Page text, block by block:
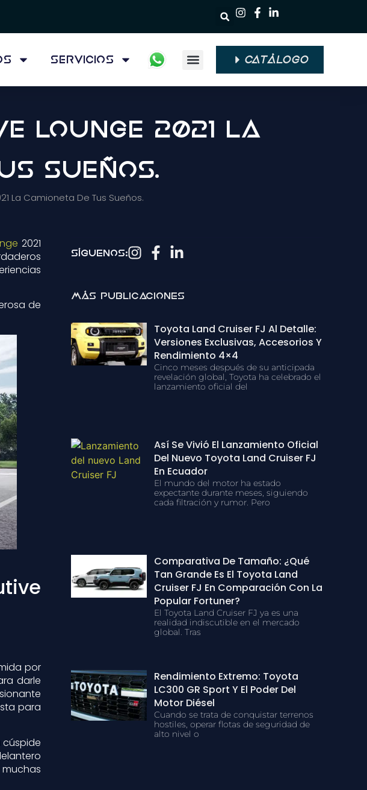
Servicios CATÁLOGO
Lounge 2021 La
Sueños.
La Camioneta De Tus Sueños.
2021
de
por
darle
para
cúspide
Síguenos:
Más Publicaciones
Toyota Land Cruiser FJ Al Detalle:
Versiones Exclusivas, Accesorios Y
Rendimiento 4×4
Cinco meses después de su anticipada
revelación global, Toyota ha celebrado el
lanzamiento oficial del
Así Se Vivió El Lanzamiento Oficial
Del Nuevo Toyota Land Cruiser FJ
En Ecuador
El mundo del motor ha estado
expectante durante meses, siguiendo
cada filtración y rumor. Pero
Comparativa De Tamaño: ¿Qué
Tan Grande Es El Toyota Land
Cruiser FJ En Comparación Con La
Popular Fortuner?
El Toyota Land Cruiser FJ ya es una
realidad indiscutible en el mercado
global. Tras
Rendimiento Extremo: Toyota
LC300 GR Sport Y El Poder Del
Motor Diésel
Cuando se trata de conquistar terrenos
hostiles, operar flotas de seguridad de
alto nivel o